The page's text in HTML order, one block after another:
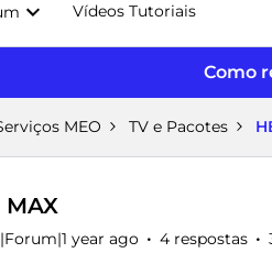
Vídeos Tutoriais
Como
MEO TV e Pacotes
MAX
year ago 4 respostas